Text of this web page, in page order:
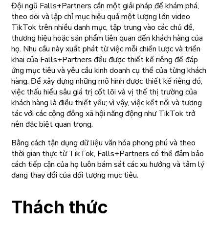
Đội ngũ Falls+Partners cần một giải pháp để khám phá,
theo dõi và lập chỉ mục hiệu quả một lượng lớn video
TikTok trên nhiều danh mục, tập trung vào các chủ đề,
thương hiệu hoặc sản phẩm liên quan đến khách hàng của
họ. Nhu cầu này xuất phát từ việc mỗi chiến lược và triển
khai của Falls+Partners đều được thiết kế riêng để đáp
ứng mục tiêu và yêu cầu kinh doanh cụ thể của từng khách
hàng. Để xây dựng những mô hình được thiết kế riêng đó,
việc thấu hiểu sâu giá trị cốt lõi và vị thế thị trường của
khách hàng là điều thiết yếu; vì vậy, việc kết nối và tương
tác với các cộng đồng xã hội năng động như TikTok trở
nên đặc biệt quan trọng.
Bằng cách tận dụng dữ liệu văn hóa phong phú và theo
thời gian thực từ TikTok, Falls+Partners có thể đảm bảo
cách tiếp cận của họ luôn bám sát các xu hướng và tâm lý
đang thay đổi của đối tượng mục tiêu.
Thách thức